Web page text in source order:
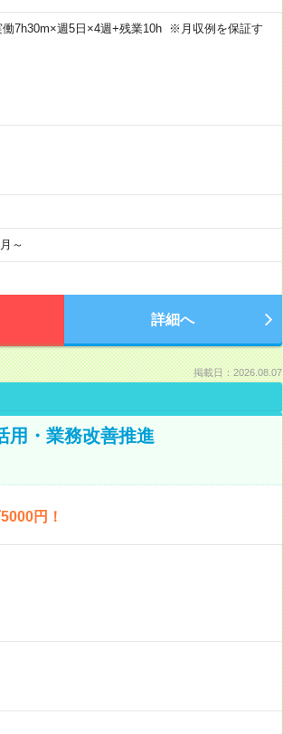
7h30m×週5日×4週+残業10h ※月収例を保証す
～
詳細へ
掲載日：2026.08.07
用・業務改善推進
円！